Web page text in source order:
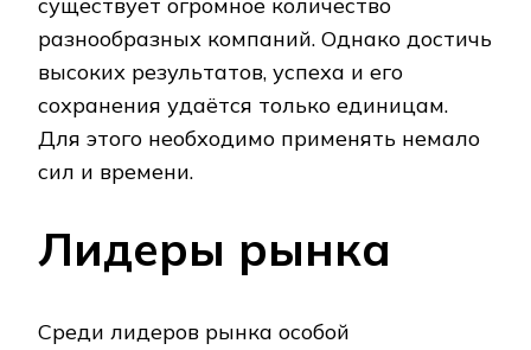
разнообразных компаний. Однако достичь
высоких результатов, успеха и его
сохранения удаётся только единицам.
Для этого необходимо применять немало
сил и времени.
Лидеры рынка
Среди лидеров рынка особой